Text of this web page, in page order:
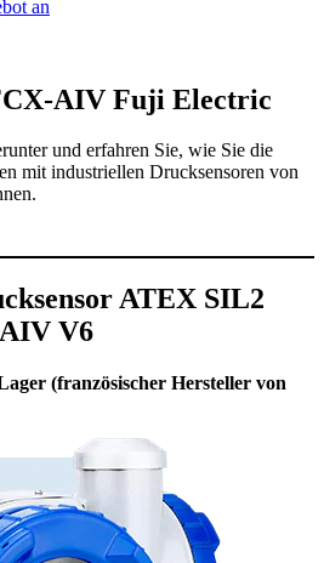
an
AIV Fuji Electric
und erfahren Sie, wie Sie die
mit industriellen Drucksensoren von
ATEX SIL2
V6
(französischer Hersteller von